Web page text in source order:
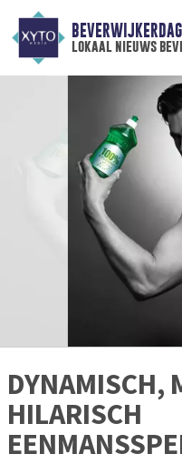
lokaal nieuws
DYNAMISCH,
HILARISCH